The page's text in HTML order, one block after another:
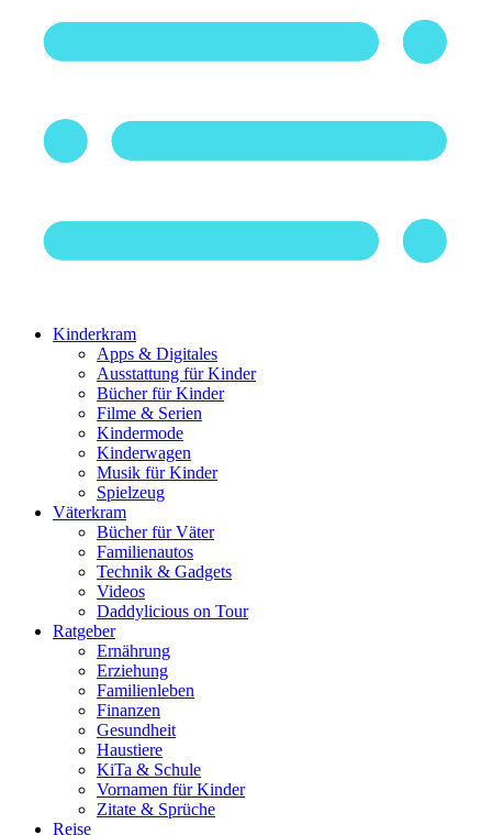
Kinderkram
Apps & Digitales
Ausstattung für Kinder
Bücher für Kinder
Filme & Serien
Kindermode
Kinderwagen
Musik für Kinder
Spielzeug
Väterkram
Bücher für Väter
Familienautos
Technik & Gadgets
Videos
Daddylicious on Tour
Ratgeber
Ernährung
Erziehung
Familienleben
Finanzen
Gesundheit
Haustiere
KiTa & Schule
Vornamen für Kinder
Zitate & Sprüche
Reise